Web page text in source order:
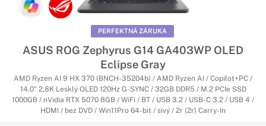
PERFEKTNÁ ZÁRUKA
ASUS ROG Zephyrus G14 GA403WP OLED
Eclipse Gray
AMD Ryzen AI 9 HX 370 (BNCH-35204b) / AMD Ryzen AI / Copilot+PC /
14,0" 2,8K Lesklý OLED 120Hz G-SYNC / 32GB DDR5 / M.2 PCIe SSD
1000GB / nVidia RTX 5070 8GB / WiFi / BT / USB 3.2 / USB-C 3.2 / USB 4 /
HDMI / bez DVD / Win11Pro 64-bit / sivý / 2r (2r) Carry-In